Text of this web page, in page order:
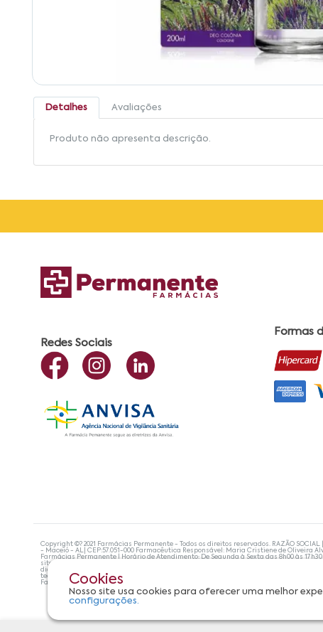
Detalhes Avaliações
Produto não apresenta descrição.
Cookies
Nosso site usa cookies para oferecer uma melhor
configurações.
Redes Sociais
Formas
Copyright ©? 2021 Farmácias Permanente - Todos os direitos reservados. RAZÃO SOCIAL
- Maceió - AL| CEP:57.051-000 Farmacêutica Responsável: Maria Cristiene de Oliveira
Farmácias Permanente | Horário de Atendimento: De Segunda à Sexta das 8h00 às
site não devem ser utilizadas para automedicação e, de forma alguma, substituem as
diagnosticar problemas de saúde e prescrever o tratamento adequado. Se os
tecnologias mais avançadas de proteção de dados, para que você possa realizar suas
Farmácias Permanente. Todos os pedidos efetuados estão sujeitos à confirmação da